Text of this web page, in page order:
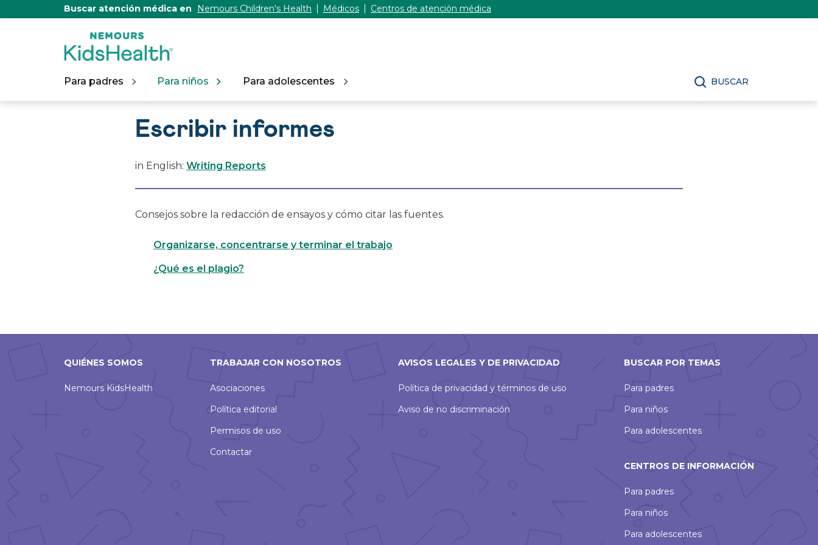
Buscar atención médica en Nemours Children's Health Médicos Centros de atención médica
Para padres Para niños Para adolescentes BUSCAR
Escribir informes
in English: Writing Reports
Consejos sobre la redacción de ensayos y cómo citar las fuentes.
Organizarse, concentrarse y terminar el trabajo
¿Qué es el plagio?
QUIÉNES SOMOS
Nemours KidsHealth
TRABAJAR CON NOSOTROS
Asociaciones
Política editorial
Permisos de uso
Contactar
AVISOS LEGALES Y DE PRIVACIDAD
Política de privacidad y términos de uso
Aviso de no discriminación
BUSCAR POR TEMAS
Para padres
Para niños
Para adolescentes
CENTROS DE INFORMACIÓN
Para padres
Para niños
Para adolescentes